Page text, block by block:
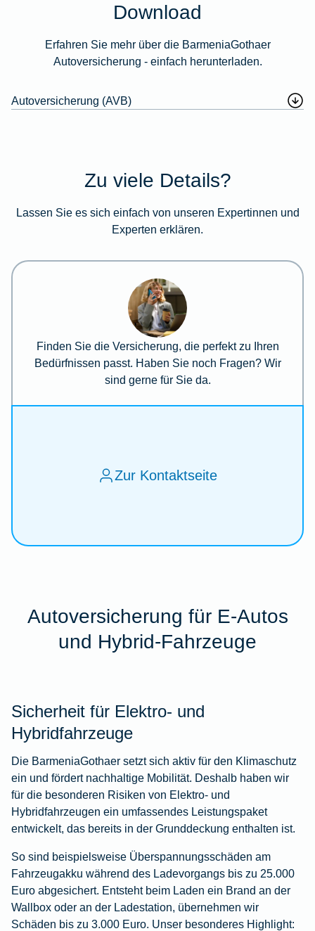
Download
Erfahren Sie mehr über die BarmeniaGothaer
Autoversicherung - einfach herunterladen.
Autoversicherung (AVB)
Zu viele Details?
Lassen Sie es sich einfach von unseren Expertinnen und
Experten erklären.
Finden Sie die Versicherung, die perfekt zu Ihren
Bedürfnissen passt. Haben Sie noch Fragen? Wir
sind gerne für Sie da.
Zur Kontaktseite
Autoversicherung für E-Autos
und Hybrid-Fahrzeuge
Sicherheit für Elektro- und
Hybridfahrzeuge
Die BarmeniaGothaer setzt sich aktiv für den Klimaschutz
ein und fördert nachhaltige Mobilität. Deshalb haben wir
für die besonderen Risiken von Elektro- und
Hybridfahrzeugen ein umfassendes Leistungspaket
entwickelt, das bereits in der Grunddeckung enthalten ist.
So sind beispielsweise Überspannungsschäden am
Fahrzeugakku während des Ladevorgangs bis zu 25.000
Euro abgesichert. Entsteht beim Laden ein Brand an der
Wallbox oder an der Ladestation, übernehmen wir
Schäden bis zu 3.000 Euro. Unser besonderes Highlight: